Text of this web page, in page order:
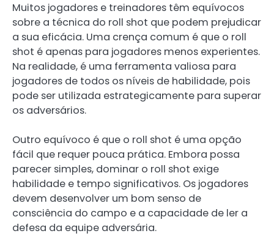
Muitos jogadores e treinadores têm equívocos
sobre a técnica do roll shot que podem prejudicar
a sua eficácia. Uma crença comum é que o roll
shot é apenas para jogadores menos experientes.
Na realidade, é uma ferramenta valiosa para
jogadores de todos os níveis de habilidade, pois
pode ser utilizada estrategicamente para superar
os adversários.
Outro equívoco é que o roll shot é uma opção
fácil que requer pouca prática. Embora possa
parecer simples, dominar o roll shot exige
habilidade e tempo significativos. Os jogadores
devem desenvolver um bom senso de
consciência do campo e a capacidade de ler a
defesa da equipe adversária.